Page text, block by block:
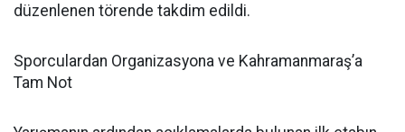
düzenlenen törende takdim edildi.
Sporculardan Organizasyona ve Kahramanmaraş’a
Tam Not